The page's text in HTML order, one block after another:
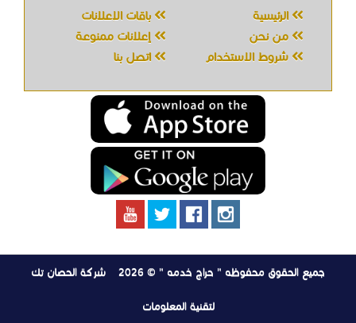
الرئيسية
باقات الإعلانات
من نحن
إعلانات ممنوعة
شروط الاستخدام
اتصل بنا
جميع الحقوق محفوظه " حراج خدمه " © 2026 شركة الحصان تك
لتقنية المعلومات